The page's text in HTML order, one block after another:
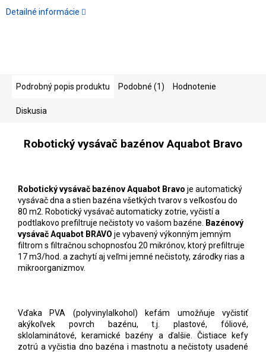
Detailné informácie
Podrobný popis produktu Podobné (1) Hodnotenie
Diskusia
Robotický vysávač bazénov Aquabot Bravo
Robotický vysávač bazénov Aquabot Bravo je automatický
vysávač dna a stien bazéna všetkých tvarov s veľkosťou do
80 m2. Robotický vysávač automaticky zotrie, vyčistí a
podtlakovo prefiltruje nečistoty vo vašom bazéne.
Bazénový
vysávač Aquabot BRAVO je vybavený výkonným jemným
filtrom s filtračnou schopnosťou 20 mikrónov, ktorý prefiltruje
17 m3/hod. a zachytí aj veľmi jemné nečistoty, zárodky rias a
mikroorganizmov.
Vďaka PVA (polyvinylalkohol) kefám umožňuje vyčistiť
akýkoľvek povrch bazénu, t.j. plastové, fóliové,
sklolaminátové, keramické bazény a ďalšie. Čistiace kefy
zotrú a vyčistia dno bazéna i mastnotu a nečistoty usadené